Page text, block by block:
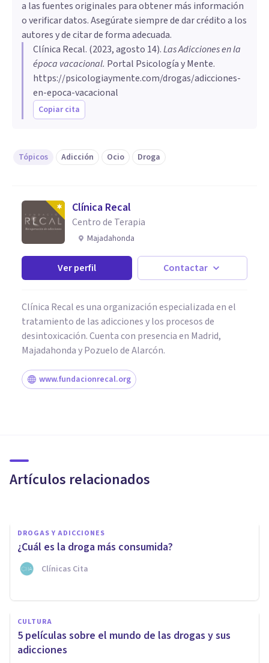
a las fuentes originales para obtener más información
o verificar datos. Asegúrate siempre de dar crédito a los
autores y de citar de forma adecuada.
Clínica Recal. (2023, agosto 14).Las Adicciones en la
época vacacional. Portal Psicología y Mente.
https://psicologiaymente.com/drogas/adicciones-
en-epoca-vacacional
Copiar cita
Tópicos Adicción Ocio Droga
Clínica Recal
Centro de Terapia
Majadahonda
Ver perfil Contactar
Clínica Recal es una organización especializada en el
tratamiento de las adicciones y los procesos de
desintoxicación. Cuenta con presencia en Madrid,
Majadahonda y Pozuelo de Alarcón.
www.fundacionrecal.org
Artículos relacionados
sus efectos y características
DROGAS Y ADICCIONES
¿Cuál es la droga más consumida?
Clínicas Cita
CULTURA
5 películas sobre el mundo de las drogas y sus
adicciones
​"Flakka", una nueva y
peligrosa droga sintética